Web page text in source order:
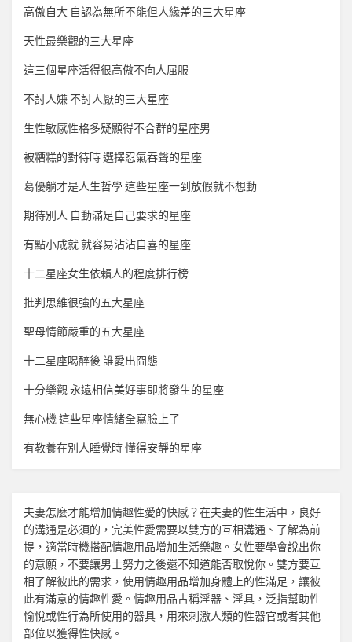
高傲自大 自認為無所不能但人緣差的三大星座
天性最樂觀的三大星座
這三個星座活得很高傲不向人屈服
不討人嫌 不討人厭的三大星座
生性敏感性格多疑顯得不合群的星座男
被糟糕的對待時 選擇忍氣吞聲的星座
葛優躺才是人生哲學 這些星座一到放假就不想動
期待別人 自動滿足自己要求的星座
有點小成就 就容易沾沾自喜的星座
十二星座女生依賴人的程度排行榜
批判思維很強的五大星座
聖母情節嚴重的五大星座
十二星座喝醉後 誰愛出囧態
十分樂觀 永遠相信美好事即將發生的星座
無心機 這些星座情緒全寫臉上了
有教養在別人睡覺時 懂得安靜的星座
夫妻怎麼才能增加情趣性愛的快感？在夫妻的性生活中，良好
的溝通是必須的，完美性愛需要以雙方的互相溝通、了解為前
提，適當時機搭配情趣用品增加生活樂趣。女性要學會說出你
的意願，不要讓男士努力之後還不知道能否取悅你。雙方要互
相了解彼此的需求，使用情趣用品增加身體上的性滿足，讓彼
此有滿意的情趣性愛。 情趣用品古稱淫器、淫具，泛指幫助性
愉悅或性行為所使用的器具，用來刺激人類的性器官或者其他
部位以獲得性快感。